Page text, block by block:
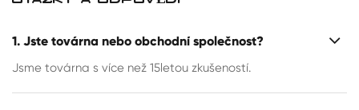
1. Jste továrna nebo obchodní společnost?
Jsme továrna s více než 15letou zkušeností.